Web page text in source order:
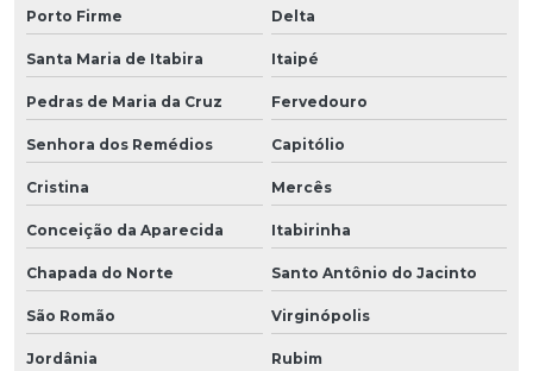
Porto Firme Delta
Santa Maria de Itabira Itaipé
Pedras de Maria da Cruz Fervedouro
Senhora dos Remédios Capitólio
Cristina Mercês
Conceição da Aparecida Itabirinha
Chapada do Norte Santo Antônio do Jacinto
São Romão Virginópolis
Jordânia Rubim